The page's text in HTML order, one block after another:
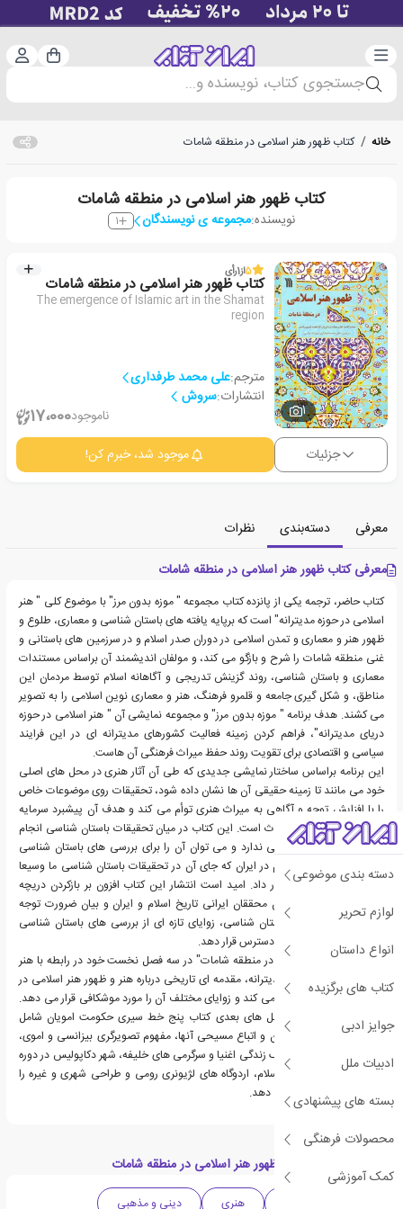
دسته‌بندی سبد
جستجوی کتاب، نویسنده و...
دسته بندی موضوعی
لوازم تحریر
انواع داستان
کتاب های برگزیده
جوایز ادبی
ادبیات ملل
بسته های پیشنهادی
محصولات فرهنگی
کمک آموزشی
خانه / کتاب ظهور هنر اسلامی در منطقه شامات
کتاب ظهور هنر اسلامی در منطقه شامات
نویسنده:مجموعه ی نویسندگان 1
1
5از1رأی
کتاب ظهور هنر اسلامی در منطقه شامات
The emergence of Islamic art in the Shamat
region
مترجم:علی محمد طرفداری
انتشارات:سروش
ناموجود17،000
جزئیات موجود شد، خبرم کن!
معرفی دسته‌بندی
نظرات
معرفی کتاب ظهور هنر اسلامی در منطقه شامات
کتاب حاضر، ترجمه یکی از پانزده کتاب مجموعه " موزه بدون مرز" با موضوع کلی " هنر
اسلامی در حوزه مدیترانه" است که برپایه یافته های باستان شناسی و معماری، طلوع و
ظهور هنر و معماری و تمدن اسلامی در دوران صدر اسلام و در سرزمین های باستانی و
غنی منطقه شامات را شرح و بازگو می کند، و مولفان اندیشمند آن براساس مستندات
معماری و باستان شناسی، روند گزینش تدریجی و آگاهانه اسلام توسط مردمان این
مناطق، و شکل گیری جامعه و قلمرو فرهنگ، هنر و معماری نوین اسلامی را به تصویر
می کشند. هدف برنامه " موزه بدون مرز" و مجموعه نمایشی آن " هنر اسلامی در حوزه
دریای مدیترانه"، فراهم کردن زمینه فعالیت کشورهای مدیترانه ای در این فرایند
سیاسی و اقتصادی برای تقویت روند حفظ میراث فرهنگی آن هاست.
این برنامه براساس ساختار نمایشی جدیدی که طی آن آثار هنری در محل های اصلی
خود می مانند تا زمینه حقیقی آن ها نشان داده شود، تحقیقات روی موضوعات خاص
را با افزایش توجه و آگاهی به میراث هنری توأم می کند و هدف آن پیشبرد سرمایه
گذاری در جهت حفظ میراث است. این کتاب در میان تحقیقات باستان شناسی انجام
شده در ایران نظیر چندانی ندارد و می توان آن را برای بررسی های باستان شناسی
تحولات دوران صدر اسلام در ایران که جای آن در تحقیقات باستان شناسی ما وسیعا
خالی مانده است الگو قرار داد. امید است انتشار این کتاب افزون بر بازکردن دریچه
هایی تازه در برابر چشمان محققان ایرانی تاریخ اسلام و ایران و بیان ضرورت توجه
جدی تر به داده های باستان شناسی، زوایای تازه ای از بررسی های باستان شناسی
دوران صدر اسلام را نیز در دسترس قرار دهد.
کتاب " ظهور هنر اسلامی در منطقه شامات" در سه فصل نخست خود در رابطه با هنر
اسلامی در حوزه دریای مدیترانه، مقدمه ای تاریخی درباره هنر و ظهور هنر اسلامی در
حکومت امویان را بررسی می کند و زوایای مختلف آن را مورد موشکافی قرار می دهد.
نویسنده همچنین در فصل های بعدی کتاب پنج خط سیری حکومت امویان شامل
نظام اداری امویان، امویان و اتباع مسیحی آنها، مفهوم تصویرگری بیزانسی و اموی،
اقامتگاه های باشکوه، سبک زندگی اغنیا و سرگرمی های خلیفه، شهر دکاپولیس در دوره
امویان، مسکوکات صدر اسلام، اردوگاه های لژیونری رومی و طراحی شهری و غیره را
مورد نقد و بررسی قرار می دهد.
دسته بندی های کتاب ظهور هنر اسلامی در منطقه شامات
هنری
دینی و مذهبی